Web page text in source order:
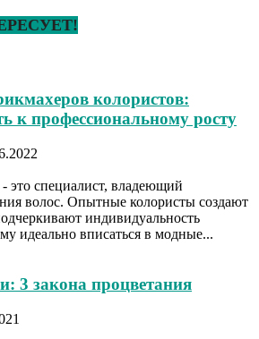
колористов:
к профессиональному росту
это специалист, владеющий
волос. Опытные колористы создают
индивидуальность
идеально вписаться в модные...
3 закона процветания